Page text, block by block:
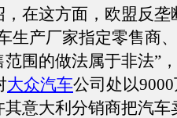
在这方面，欧盟反垄
生产厂家指定零售商
围的做法属于非法”
大众汽车公司处以
其意大利分销商把汽车